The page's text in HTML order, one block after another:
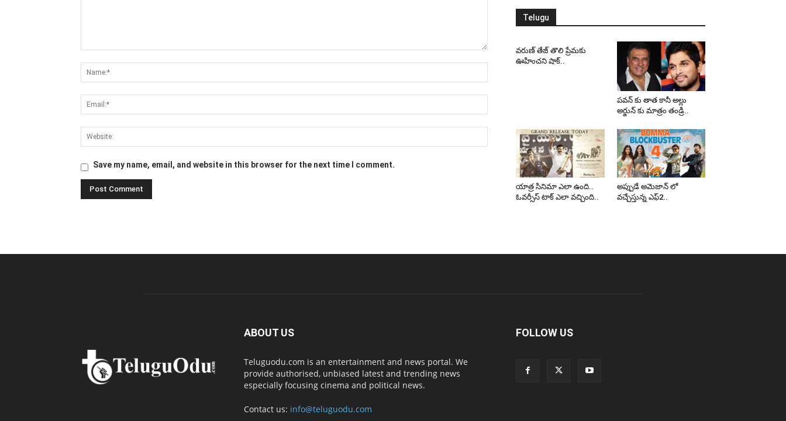
Save my name, email, and website in this browser for the next time I comment.
Telugu
వరుణ్ తేజ్ తొలి ప్రేమకు
ఊహించని షాక్..
పవన్ కు తాత కానీ అల్లు
అర్జున్ కు మాత్రం తండ్రి..
యాత్ర సినిమా ఎలా ఉంది..
ఓవర్సీస్ టాక్ ఎలా వచ్చింది..
అప్పుడే అమెజాన్ లో
వచ్చేస్తున్న ఎఫ్2..
ABOUT US
Teluguodu.com is an entertainment and news portal. We
provide authorised, unbiased latest and trending news
especially focusing cinema and political news.
Contact us: info@teluguodu.com
FOLLOW US